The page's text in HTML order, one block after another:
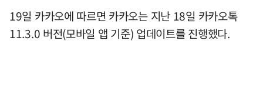
19일 카카오에 따르면 카카오는 지난 18일 카카오톡
11.3.0 버전(모바일 앱 기준) 업데이트를 진행했다.